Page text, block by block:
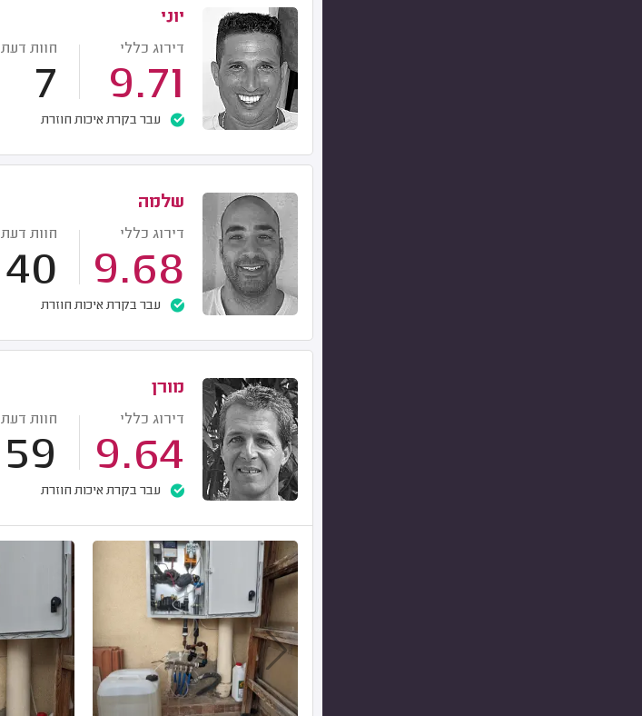
יוני
דירוג כללי
9.71
חוות דעת
7
עבר בקרת איכות חוזרת
שלמה
דירוג כללי
9.68
חוות דעת
40
עבר בקרת איכות חוזרת
מורן
דירוג כללי
9.64
חוות דעת
59
עבר בקרת איכות חוזרת